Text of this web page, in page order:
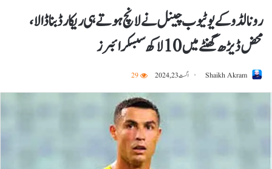
رونالڈو کے یوٹیوب چینل نے لانچ ہوتے ہی ریکارڈ بنا ڈالا،
محض ڈیڑھ گھنٹے میں10 لاکھ سبسکرائبرز
Shaikh Akram اگست 23, 2024 29